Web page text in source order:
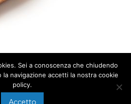
Sei a conoscenza che chiudendo
navigazione accetti la nostra cookie
policy.
Accetto